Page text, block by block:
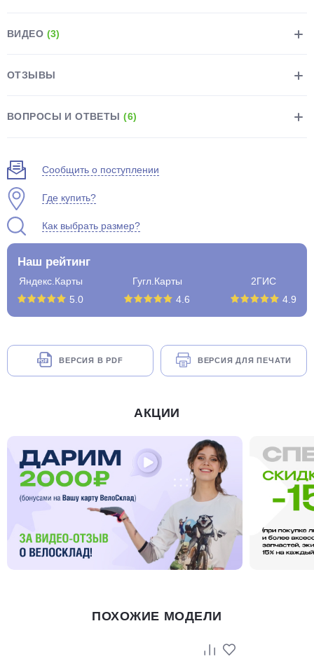
ВИДЕО (3)
ОТЗЫВЫ
ВОПРОСЫ И ОТВЕТЫ(6)
Сообщить о поступлении
Где купить?
Как выбрать размер?
Наш рейтинг
Яндекс.Карты
5.0
Гугл.Карты
4.6
2ГИС
4.9
ВЕРСИЯ В PDF ВЕРСИЯ ДЛЯ ПЕЧАТИ
АКЦИИ
ПОХОЖИЕ МОДЕЛИ